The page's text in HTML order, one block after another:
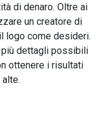
di denaro. Oltre ai
un creatore di
logo come desideri.
dettagli possibili
ottenere i risultati